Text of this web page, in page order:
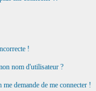
!
nom d'utilisateur ?
demande de me connecter !